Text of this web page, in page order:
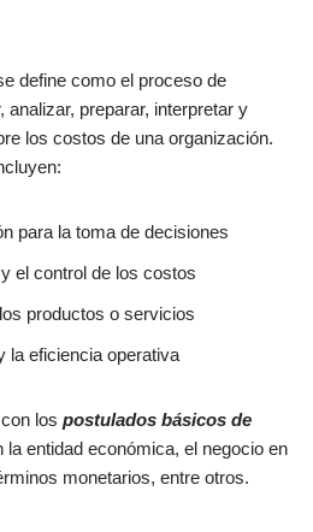
define como el proceso de
analizar, preparar, interpretar y
los costos de una organización.
para la toma de decisiones
el control de los costos
productos o servicios
la eficiencia operativa
los postulados básicos de
la entidad económica, el negocio en
monetarios, entre otros.